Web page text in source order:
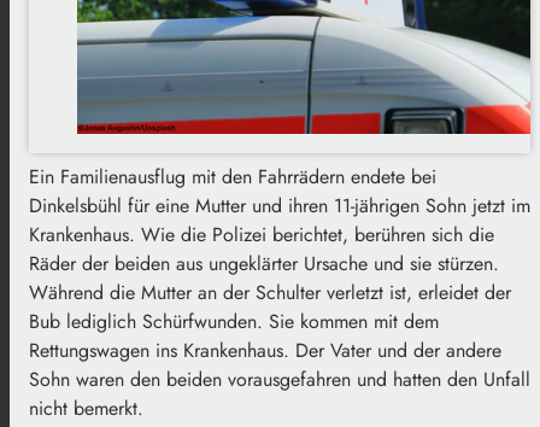
Ein Familienausflug mit den Fahrrädern endete bei
Dinkelsbühl für eine Mutter und ihren 11-jährigen Sohn jetzt im
Krankenhaus. Wie die Polizei berichtet, berühren sich die
Räder der beiden aus ungeklärter Ursache und sie stürzen.
Während die Mutter an der Schulter verletzt ist, erleidet der
Bub lediglich Schürfwunden. Sie kommen mit dem
Rettungswagen ins Krankenhaus. Der Vater und der andere
Sohn waren den beiden vorausgefahren und hatten den Unfall
nicht bemerkt.